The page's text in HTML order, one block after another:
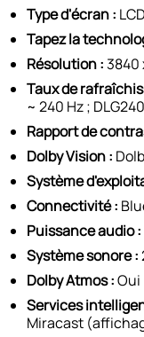
Type d'écran : LCD
Tapez la
Résolution :3840
Taux de
~ 240 Hz ;
Rapport de
Dolby Vision :
Système
Connectivité :
Puissance audio :
Système sonore :
Dolby Atmos :Oui
Services
Miracast